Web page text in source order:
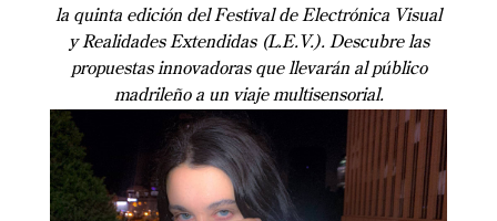
la quinta edición del Festival de Electrónica Visual
y Realidades Extendidas (L.E.V.). Descubre las
propuestas innovadoras que llevarán al público
madrileño a un viaje multisensorial.